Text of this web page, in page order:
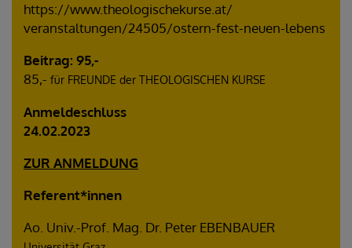
https://www.theologischekurse.at/
veranstaltungen/24505/ostern-fest-neuen-lebens
Beitrag: 95,-
85,- für FREUNDE der THEOLOGISCHEN KURSE
Anmeldeschluss
24.02.2023
ZUR ANMELDUNG
Referent*innen
Ao. Univ.-Prof. Mag. Dr. Peter EBENBAUER